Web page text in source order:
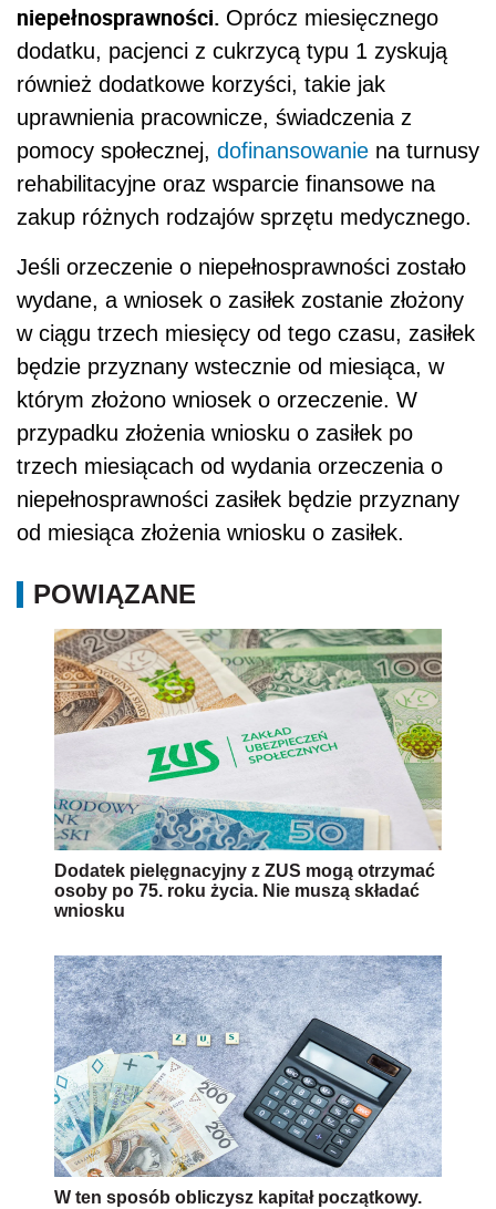
niepełnosprawności. Oprócz miesięcznego
dodatku, pacjenci z cukrzycą typu 1 zyskują
również dodatkowe korzyści, takie jak
uprawnienia pracownicze, świadczenia z
pomocy społecznej, dofinansowanie na turnusy
rehabilitacyjne oraz wsparcie finansowe na
zakup różnych rodzajów sprzętu medycznego.
Jeśli orzeczenie o niepełnosprawności zostało
wydane, a wniosek o zasiłek zostanie złożony
w ciągu trzech miesięcy od tego czasu, zasiłek
będzie przyznany wstecznie od miesiąca, w
którym złożono wniosek o orzeczenie. W
przypadku złożenia wniosku o zasiłek po
trzech miesiącach od wydania orzeczenia o
niepełnosprawności zasiłek będzie przyznany
od miesiąca złożenia wniosku o zasiłek.
POWIĄZANE
Dodatek pielęgnacyjny z ZUS mogą otrzymać
osoby po 75. roku życia. Nie muszą składać
wniosku
W ten sposób obliczysz kapitał początkowy.